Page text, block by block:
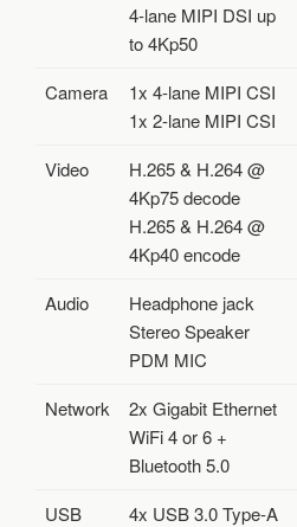
4-lane MIPI DSI up
to 4Kp50
Camera
1x 4-lane MIPI CSI
1x 2-lane MIPI CSI
Video
H.265 & H.264 @
4Kp75 decode
H.265 & H.264 @
4Kp40 encode
Audio
Headphone jack
Stereo Speaker
PDM MIC
Network
2x Gigabit Ethernet
WiFi 4 or 6 +
Bluetooth 5.0
USB
4x USB 3.0 Type-A